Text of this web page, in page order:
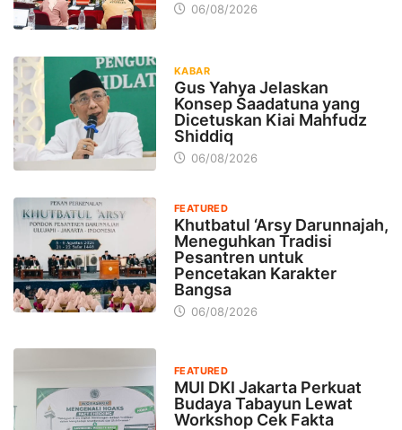
06/08/2026
KABAR
Gus Yahya Jelaskan
Konsep Saadatuna yang
Dicetuskan Kiai Mahfudz
Shiddiq
06/08/2026
FEATURED
Khutbatul ‘Arsy Darunnajah,
Meneguhkan Tradisi
Pesantren untuk
Pencetakan Karakter
Bangsa
06/08/2026
FEATURED
MUI DKI Jakarta Perkuat
Budaya Tabayun Lewat
Workshop Cek Fakta